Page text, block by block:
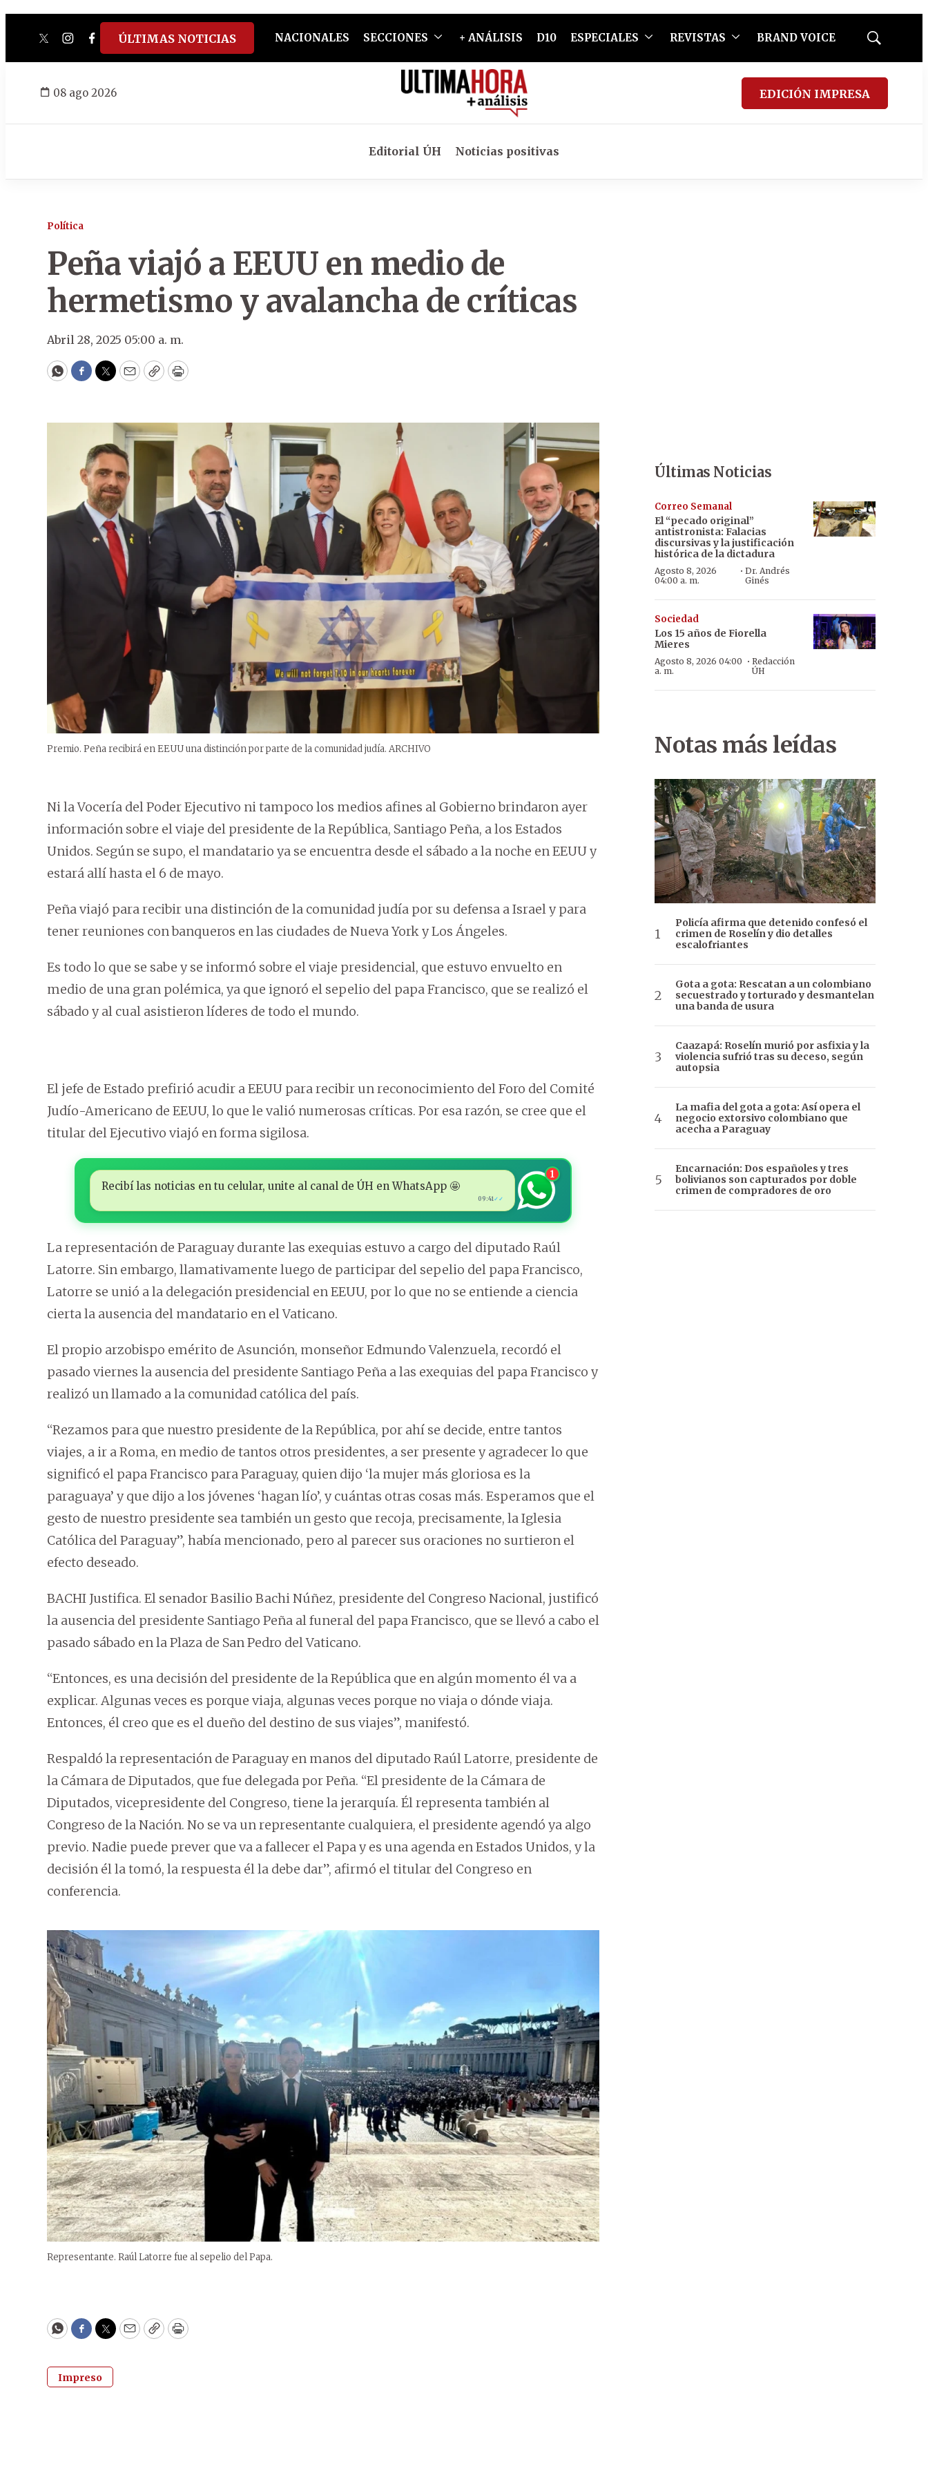
twitterinstagram
facebook
tiktokyoutube
spotify
ÚLTIMAS NOTICIAS NACIONALES SECCIONES + ANÁLISIS D10 ESPECIALES REVISTAS BRAND VOICE
Mostrar
08 ago 2026 EDICIÓN IMPRESA
Editorial ÚH Noticias positivas
Política
Peña viajó a EEUU en medio de
hermetismo y avalancha de críticas
Abril 28, 2025 05:00 a. m.
WhatsApp
Facebook
Twitter
EmailCopyPrint
Premio. Peña recibirá en EEUU una distinción por parte de la comunidad judía. ARCHIVO
Ni la Vocería del Poder Ejecutivo ni tampoco los medios afines al Gobierno brindaron ayer
información sobre el viaje del presidente de la República, Santiago Peña, a los Estados
Unidos. Según se supo, el mandatario ya se encuentra desde el sábado a la noche en EEUU y
estará allí hasta el 6 de mayo.
Peña viajó para recibir una distinción de la comunidad judía por su defensa a Israel y para
tener reuniones con banqueros en las ciudades de Nueva York y Los Ángeles.
Es todo lo que se sabe y se informó sobre el viaje presidencial, que estuvo envuelto en
medio de una gran polémica, ya que ignoró el sepelio del papa Francisco, que se realizó el
sábado y al cual asistieron líderes de todo el mundo.
El jefe de Estado prefirió acudir a EEUU para recibir un reconocimiento del Foro del Comité
Judío-Americano de EEUU, lo que le valió numerosas críticas. Por esa razón, se cree que el
titular del Ejecutivo viajó en forma sigilosa.
Recibí las noticias en tu celular, unite al canal de ÚH en WhatsApp 🤩
09:41✓✓
1
La representación de Paraguay durante las exequias estuvo a cargo del diputado Raúl
Latorre. Sin embargo, llamativamente luego de participar del sepelio del papa Francisco,
Latorre se unió a la delegación presidencial en EEUU, por lo que no se entiende a ciencia
cierta la ausencia del mandatario en el Vaticano.
El propio arzobispo emérito de Asunción, monseñor Edmundo Valenzuela, recordó el
pasado viernes la ausencia del presidente Santiago Peña a las exequias del papa Francisco y
realizó un llamado a la comunidad católica del país.
“Rezamos para que nuestro presidente de la República, por ahí se decide, entre tantos
viajes, a ir a Roma, en medio de tantos otros presidentes, a ser presente y agradecer lo que
significó el papa Francisco para Paraguay, quien dijo ‘la mujer más gloriosa es la
paraguaya’ y que dijo a los jóvenes ‘hagan lío’, y cuántas otras cosas más. Esperamos que el
gesto de nuestro presidente sea también un gesto que recoja, precisamente, la Iglesia
Católica del Paraguay”, había mencionado, pero al parecer sus oraciones no surtieron el
efecto deseado.
BACHI Justifica. El senador Basilio Bachi Núñez, presidente del Congreso Nacional, justificó
la ausencia del presidente Santiago Peña al funeral del papa Francisco, que se llevó a cabo el
pasado sábado en la Plaza de San Pedro del Vaticano.
“Entonces, es una decisión del presidente de la República que en algún momento él va a
explicar. Algunas veces es porque viaja, algunas veces porque no viaja o dónde viaja.
Entonces, él creo que es el dueño del destino de sus viajes”, manifestó.
Respaldó la representación de Paraguay en manos del diputado Raúl Latorre, presidente de
la Cámara de Diputados, que fue delegada por Peña. “El presidente de la Cámara de
Diputados, vicepresidente del Congreso, tiene la jerarquía. Él representa también al
Congreso de la Nación. No se va un representante cualquiera, el presidente agendó ya algo
previo. Nadie puede prever que va a fallecer el Papa y es una agenda en Estados Unidos, y la
decisión él la tomó, la respuesta él la debe dar”, afirmó el titular del Congreso en
conferencia.
Representante. Raúl Latorre fue al sepelio del Papa.
WhatsApp
Facebook
Twitter
EmailCopyPrint
Impreso
Últimas Noticias
Correo Semanal
El “pecado original”
antistronista: Falacias
discursivas y la justificación
histórica de la dictadura
Agosto 8, 2026
04:00 a. m.
·Dr. Andrés
Ginés
Sociedad
Los 15 años de Fiorella
Mieres
Agosto 8, 2026 04:00
a. m.
· Redacción
ÚH
Notas más leídas
Policía afirma que detenido confesó el
crimen de Roselín y dio detalles
escalofriantes
Gota a gota: Rescatan a un colombiano
secuestrado y torturado y desmantelan
una banda de usura
Caazapá: Roselín murió por asfixia y la
violencia sufrió tras su deceso, según
autopsia
La mafia del gota a gota: Así opera el
negocio extorsivo colombiano que
acecha a Paraguay
Encarnación: Dos españoles y tres
bolivianos son capturados por doble
crimen de compradores de oro